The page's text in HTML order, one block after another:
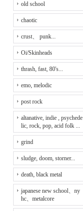
old school
chaotic
crust、 punk...
Oi/Skinheads
thrash, fast, 80's...
emo, melodic
post rock
altanative, indie , psychede
lic, rock, pop, acid folk ...
grind
sludge, doom, storner...
death, black metal
japanese new school、ny
hc、metalcore